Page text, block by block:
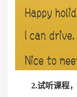
2.试听课程，